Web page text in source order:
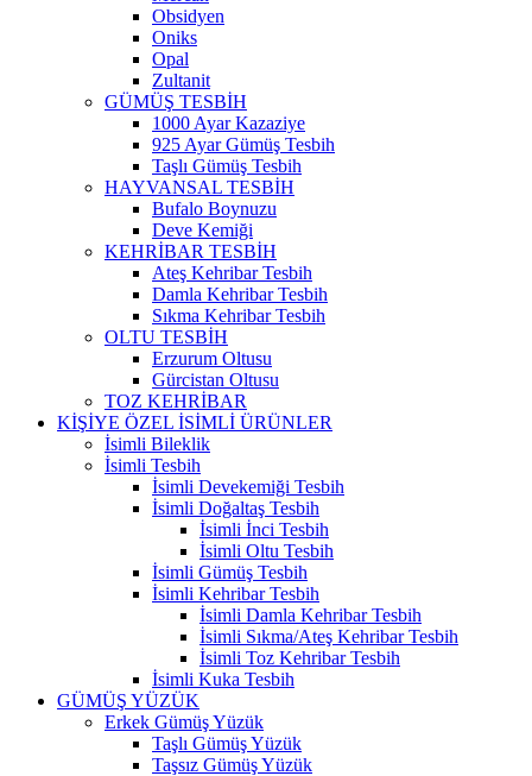
Obsidyen
Oniks
Opal
Zultanit
GÜMÜŞ TESBİH
1000 Ayar Kazaziye
925 Ayar Gümüş Tesbih
Taşlı Gümüş Tesbih
HAYVANSAL TESBİH
Bufalo Boynuzu
Deve Kemiği
KEHRİBAR TESBİH
Ateş Kehribar Tesbih
Damla Kehribar Tesbih
Sıkma Kehribar Tesbih
OLTU TESBİH
Erzurum Oltusu
Gürcistan Oltusu
TOZ KEHRİBAR
KİŞİYE ÖZEL İSİMLİ ÜRÜNLER
İsimli Bileklik
İsimli Tesbih
İsimli Devekemiği Tesbih
İsimli Doğaltaş Tesbih
İsimli İnci Tesbih
İsimli Oltu Tesbih
İsimli Gümüş Tesbih
İsimli Kehribar Tesbih
İsimli Damla Kehribar Tesbih
İsimli Sıkma/Ateş Kehribar Tesbih
İsimli Toz Kehribar Tesbih
İsimli Kuka Tesbih
GÜMÜŞ YÜZÜK
Erkek Gümüş Yüzük
Taşlı Gümüş Yüzük
Taşsız Gümüş Yüzük